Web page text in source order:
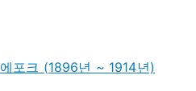
포크 (1896년 ~ 1914년)